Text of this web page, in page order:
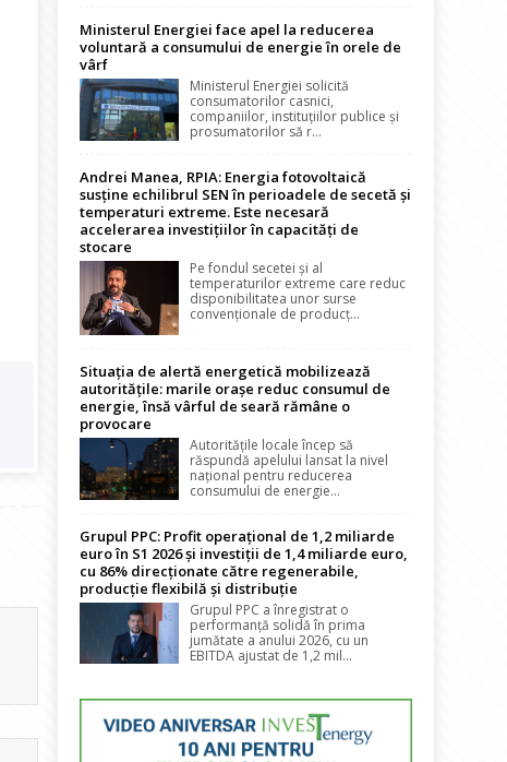
Ministerul Energiei face apel la reducerea
voluntară a consumului de energie în orele de
vârf
Ministerul Energiei solicită
consumatorilor casnici,
companiilor, instituțiilor publice și
prosumatorilor să r...
Andrei Manea, RPIA: Energia fotovoltaică
susține echilibrul SEN în perioadele de secetă și
temperaturi extreme. Este necesară
accelerarea investițiilor în capacități de
stocare
Pe fondul secetei și al
temperaturilor extreme care reduc
disponibilitatea unor surse
convenționale de producț...
Situația de alertă energetică mobilizează
autoritățile: marile orașe reduc consumul de
energie, însă vârful de seară rămâne o
provocare
Autoritățile locale încep să
răspundă apelului lansat la nivel
național pentru reducerea
consumului de energie...
Grupul PPC: Profit operațional de 1,2 miliarde
euro în S1 2026 și investiții de 1,4 miliarde euro,
cu 86% direcționate către regenerabile,
producție flexibilă și distribuție
Grupul PPC a înregistrat o
performanță solidă în prima
jumătate a anului 2026, cu un
EBITDA ajustat de 1,2 mil...